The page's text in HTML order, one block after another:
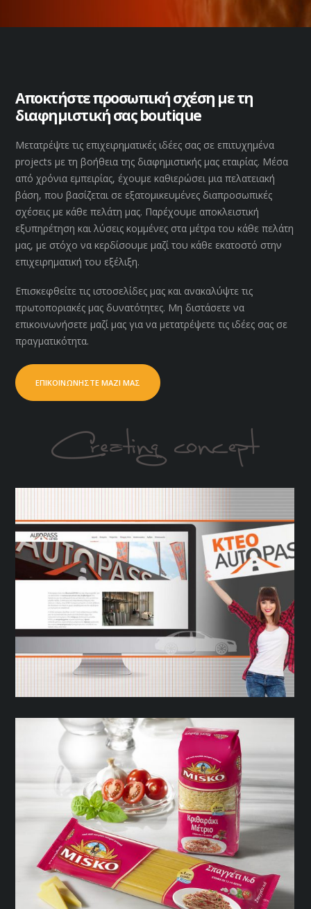
Αποκτήστε προσωπική σχέση με τη
διαφημιστική σας boutique
Μετατρέψτε τις επιχειρηματικές ιδέες σας σε επιτυχημένα
projects με τη βοήθεια της διαφημιστικής μας εταιρίας. Μέσα
από χρόνια εμπειρίας, έχουμε καθιερώσει μια πελατειακή
βάση, που βασίζεται σε εξατομικευμένες διαπροσωπικές
σχέσεις με κάθε πελάτη μας. Παρέχουμε αποκλειστική
εξυπηρέτηση και λύσεις κομμένες στα μέτρα του κάθε πελάτη
μας, με στόχο να κερδίσουμε μαζί του κάθε εκατοστό στην
επιχειρηματική του εξέλιξη.
Επισκεφθείτε τις ιστοσελίδες μας και ανακαλύψτε τις
πρωτοποριακές μας δυνατότητες. Μη διστάσετε να
επικοινωνήσετε μαζί μας για να μετατρέψετε τις ιδέες σας σε
πραγματικότητα.
ΕΠΙΚΟΙΝΩΝΗΣΤΕ ΜΑΖΙ ΜΑΣ